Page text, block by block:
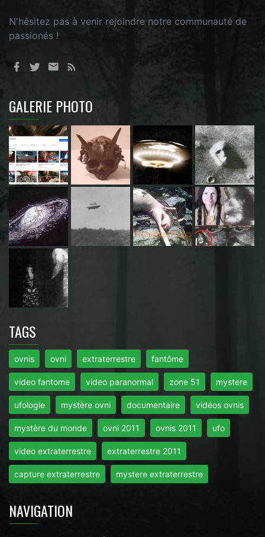
N'hésitez pas à venir rejoindre notre communauté de
passionés !
GALERIE PHOTO
TAGS
ovnis ovni extraterrestre fantôme
video fantome video paranormal zone 51 mystere
ufologie mystère ovni documentaire vidéos ovnis
mystère du monde ovni 2011 ovnis 2011 ufo
video extraterrestre extraterrestre 2011
capture extraterrestre mystere extraterrestre
NAVIGATION